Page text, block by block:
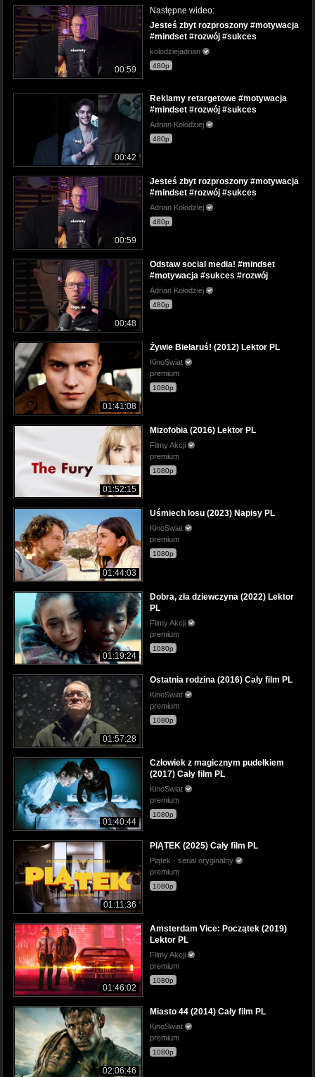
00:59
Następne wideo:
Jesteś zbyt rozproszony #motywacja
#mindset #rozwój #sukces
kolodziejadrian
480p
00:42
Reklamy retargetowe #motywacja
#mindset #rozwój #sukces
Adrian Kołodziej
480p
00:59
Jesteś zbyt rozproszony #motywacja
#mindset #rozwój #sukces
Adrian Kołodziej
480p
00:48
Odstaw social media! #mindset
#motywacja #sukces #rozwój
Adrian Kołodziej
480p
01:41:08
Żywie Biełaruś! (2012) Lektor PL
KinoSwiat
premium
1080p
01:52:15
Mizofobia (2016) Lektor PL
Filmy Akcji
premium
1080p
01:44:03
Uśmiech losu (2023) Napisy PL
KinoSwiat
premium
1080p
01:19:24
Dobra, zła dziewczyna (2022) Lektor
PL
Filmy Akcji
premium
1080p
01:57:28
Ostatnia rodzina (2016) Cały film PL
KinoSwiat
premium
1080p
01:40:44
Człowiek z magicznym pudełkiem
(2017) Cały film PL
KinoSwiat
premium
1080p
01:11:36
PIĄTEK (2025) Cały film PL
Piątek - serial oryginalny
premium
1080p
01:46:02
Amsterdam Vice: Początek (2019)
Lektor PL
Filmy Akcji
premium
1080p
02:06:46
Miasto 44 (2014) Cały film PL
KinoSwiat
premium
1080p